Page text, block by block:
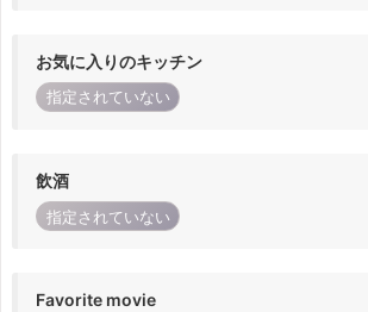
お気に入りのキッチン
指定されていない
飲酒
指定されていない
Favorite movie